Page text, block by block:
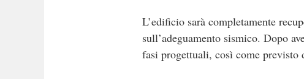
L’edificio sarà completamente
sull’adeguamento sismico. Dopo
fasi progettuali, così come previsto